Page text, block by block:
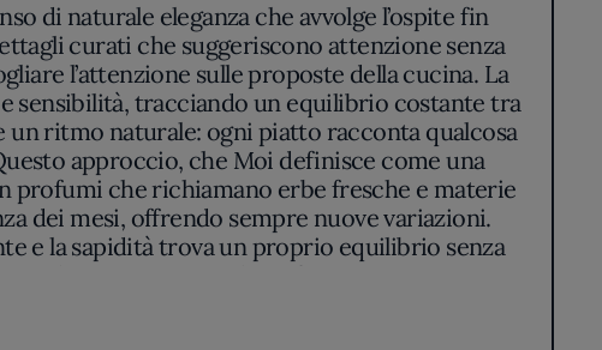
di naturale eleganza che avvolge l’ospite fin
curati che suggeriscono attenzione senza
l’attenzione sulle proposte della cucina. La
sensibilità, tracciando un equilibrio costante tra
ritmo naturale: ogni piatto racconta qualcosa
approccio, che Moi definisce come una
profumi che richiamano erbe fresche e materie
dei mesi, offrendo sempre nuove variazioni.
e la sapidità trova un proprio equilibrio senza
Nulla sembra casuale, ma nulla risulta mai
attenta e rigorosa, che preferisce l’essenzialità